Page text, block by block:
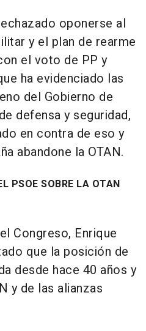
oponerse al
y el plan de rearme
el voto de PP y
ha evidenciado las
del Gobierno de
defensa y seguridad,
en contra de eso y
abandone la OTAN.
PSOE SOBRE LA OTAN
Congreso, Enrique
que la posición de
desde hace 40 años y
y de las alianzas